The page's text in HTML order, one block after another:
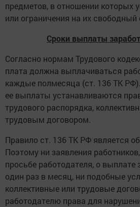
предметов, в отношении которых
или ограничения на их свободный
Сроки выплаты
Согласно нормам Трудового
плата должна выплачиваться
каждые полмесяца (ст. 136 ТК
ее выплаты устанавливаются
трудового распорядка,
трудовым договором.
Правило ст. 136 ТК РФ является
Поэтому ни заявления
просьбе работодателя, о выплате
один раз в месяц, ни подобные
коллективные или трудовые
работодателю права для